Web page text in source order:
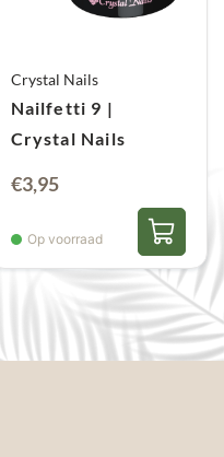
Crystal Nails
Nailfetti 9 |
Crystal Nails
€3,95
Op voorraad